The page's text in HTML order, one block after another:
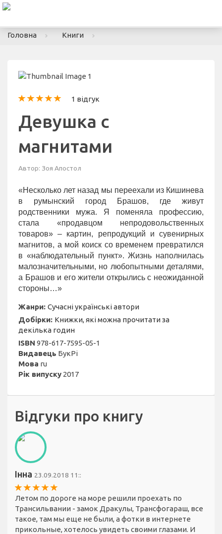
Головна
Книги
1 відгук
Девушка с
магнитами
Автор: Зоя Апостол
«Несколько лет назад мы переехали из Кишинева
в румынский город Брашов, где живут
родственники мужа. Я поменяла профессию,
стала «продавцом непродовольственных
товаров» – картин, репродукций и сувенирных
магнитов, а мой коиск со временем превратился
в «наблюдательный пункт». Жизнь наполнилась
малозначительными, но любопытными деталями,
а Брашов и его жители открылись с неожиданной
стороны…»
Жанри: Сучасні українські автори
Добірки: Книжки, які можна прочитати за
декілька годин
ISBN 978-617-7595-05-1
Видавець БукРі
Мова ru
Рік випуску 2017
Відгуки про книгу
Інна 23.09.2018 11::
Летом по дороге на море решили проехать по
Трансильвании - замок Дракулы, Трансфогараш, все
такое, там мы еще не были, а фотки в интернете
прикольные, хотелось увидеть своими глазами. И